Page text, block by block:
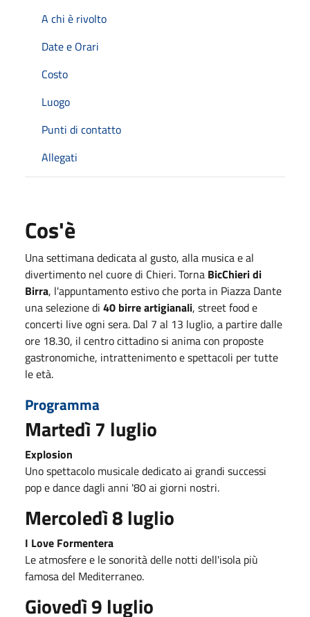
A chi è rivolto
Date e Orari
Costo
Luogo
Punti di contatto
Allegati
Cos'è
Una settimana dedicata al gusto, alla musica e al
divertimento nel cuore di Chieri. Torna BicChieri di
Birra, l'appuntamento estivo che porta in Piazza Dante
una selezione di 40 birre artigianali, street food e
concerti live ogni sera. Dal 7 al 13 luglio, a partire dalle
ore 18.30, il centro cittadino si anima con proposte
gastronomiche, intrattenimento e spettacoli per tutte
le età.
Programma
Martedì 7 luglio
Explosion
Uno spettacolo musicale dedicato ai grandi successi
pop e dance dagli anni '80 ai giorni nostri.
Mercoledì 8 luglio
I Love Formentera
Le atmosfere e le sonorità delle notti dell'isola più
famosa del Mediterraneo.
Giovedì 9 luglio